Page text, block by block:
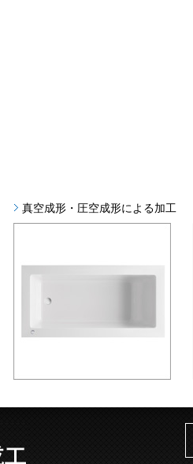
真空成形・圧空成形による加工